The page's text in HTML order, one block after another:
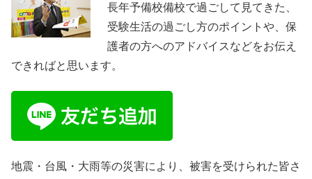
長年予備校備校で過ごして見てきた、
受験生活の過ごし方のポイントや、保
護者の方へのアドバイスなどをお伝え
できればと思います。
地震・台風・大雨等の災害により、被害を受けられた皆さ